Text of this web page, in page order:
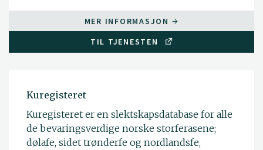
MER INFORMASJON
TIL TJENESTEN
Kuregisteret
Kuregisteret er en slektskapsdatabase for alle
de bevaringsverdige norske storferasene;
dølafe, sidet trønderfe og nordlandsfe,